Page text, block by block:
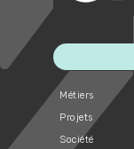
Métiers
Projets
Société